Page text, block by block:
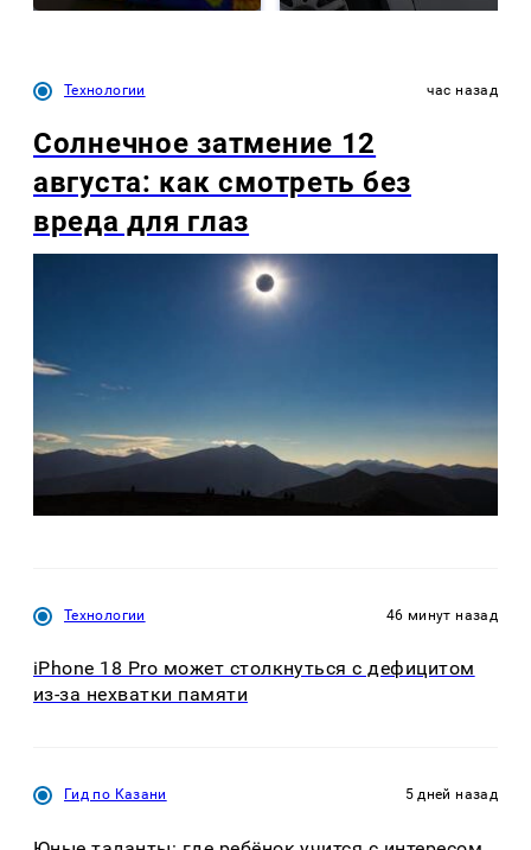
Технологии час назад
Солнечное затмение 12
августа: как смотреть без
вреда для глаз
Технологии 46 минут назад
iPhone 18 Pro может столкнуться с дефицитом
из-за нехватки памяти
Гид по Казани 5 дней назад